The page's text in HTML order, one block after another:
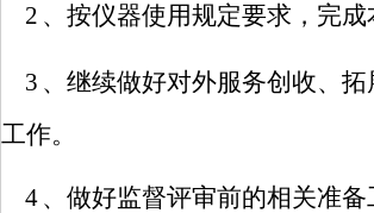
2 、按仪器使用规定要求，完
3 、继续做好对外服务创收、
工作。
4 、做好监督评审前的相关准备